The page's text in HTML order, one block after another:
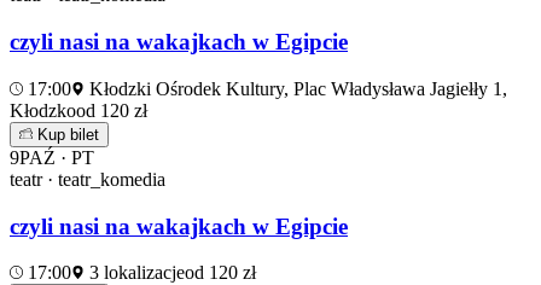
czyli nasi na wakajkach w Egipcie
17:00
Kłodzki Ośrodek Kultury, Plac Władysława Jagiełły 1,
Kłodzkood 120 zł
Kup bilet
9PAŹ · PT
teatr · teatr_komedia
czyli nasi na wakajkach w Egipcie
17:00 3 lokalizacjeod 120 zł